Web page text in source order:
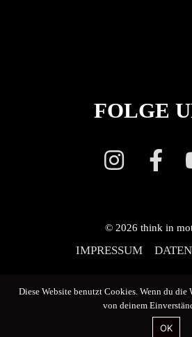
FOLGE
© 2026 think in
IMPRESSUM
Diese Website benutzt Cookies. Wenn du die
von deinem
OK